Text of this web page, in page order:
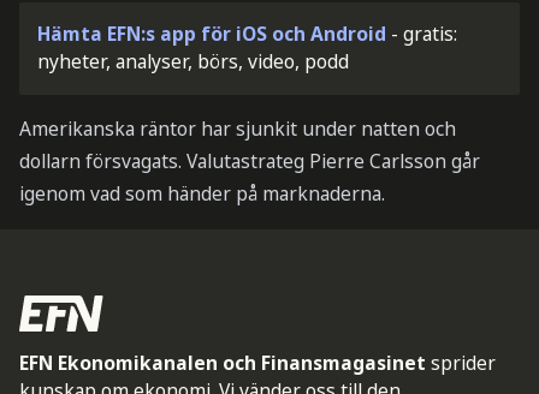
Hämta EFN:s app för iOS och Android - gratis:
nyheter, analyser, börs, video, podd
Amerikanska räntor har sjunkit under natten och
dollarn försvagats. Valutastrateg Pierre Carlsson går
igenom vad som händer på marknaderna.
EFN Ekonomikanalen och Finansmagasinet sprider